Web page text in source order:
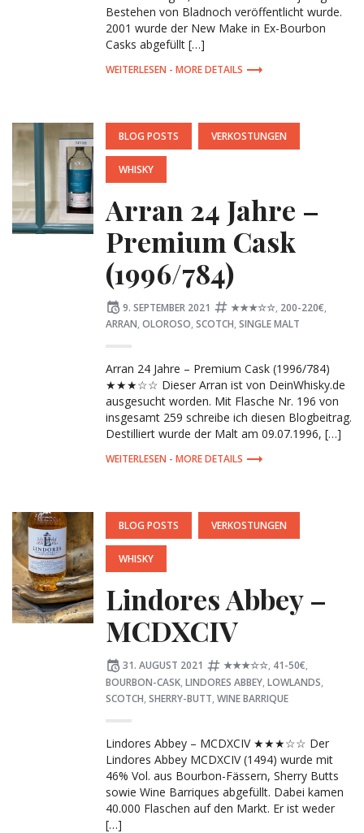
Bestehen von Bladnoch veröffentlicht wurde.
2001 wurde der New Make in Ex-Bourbon
Casks abgefüllt […]
MORE DETAILS
POSTED
BLOG POSTS VERKOSTUNGEN
WHISKY
Arran 24 Jahre –
Premium Cask
(1996/784)
Posted
on
9. SEPTEMBER 2021 Tagged:
★★★☆☆, 200-220€,
ARRAN, OLOROSO, SCOTCH, SINGLE MALT
Arran 24 Jahre – Premium Cask (1996/784)
★★★☆☆ Dieser Arran ist von DeinWhisky.de
ausgesucht worden. Mit Flasche Nr. 196 von
insgesamt 259 schreibe ich diesen Blogbeitrag.
Destilliert wurde der Malt am 09.07.1996, […]
MORE DETAILS
POSTED
BLOG POSTS VERKOSTUNGEN
WHISKY
Lindores Abbey –
MCDXCIV
Posted
on
31. AUGUST 2021 Tagged:
★★★☆☆, 41-50€,
BOURBON-CASK, LINDORES ABBEY, LOWLANDS,
SCOTCH, SHERRY-BUTT, WINE BARRIQUE
Lindores Abbey – MCDXCIV ★★★☆☆ Der
Lindores Abbey MCDXCIV (1494) wurde mit
46% Vol. aus Bourbon-Fässern, Sherry Butts
sowie Wine Barriques abgefüllt. Dabei kamen
40.000 Flaschen auf den Markt. Er ist weder
[…]